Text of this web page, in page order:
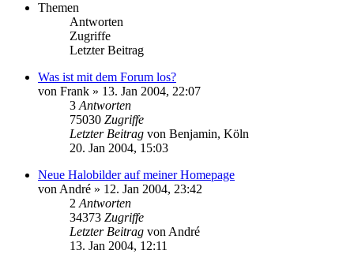
Themen
Antworten
Zugriffe
Letzter Beitrag
Was ist mit dem Forum los?
von Frank » 13. Jan 2004, 22:07
3 Antworten
75030 Zugriffe
Letzter Beitrag von Benjamin, Köln
20. Jan 2004, 15:03
Neue Halobilder auf meiner Homepage
von André » 12. Jan 2004, 23:42
2 Antworten
34373 Zugriffe
Letzter Beitrag von André
13. Jan 2004, 12:11